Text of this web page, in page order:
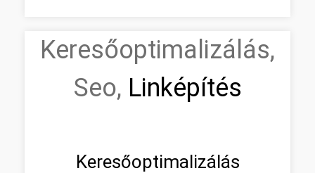
Keresőoptimalizálás,
Seo, Linképítés
Keresőoptimalizálás